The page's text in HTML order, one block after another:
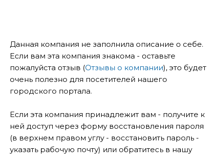
Данная компания не заполнила описание о себе.
Если вам эта компания знакома - оставьте
пожалуйста отзыв (Отзывы о компании), это будет
очень полезно для посетителей нашего
городского портала.
Если эта компания принадлежит вам - получите к
ней доступ через форму восстановления пароля
(в верхнем правом углу - восстановить пароль -
указать рабочую почту) или обратитесь в нашу